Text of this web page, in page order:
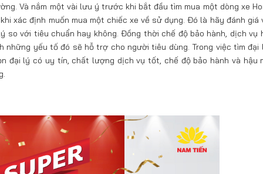
Và nắm một vài lưu ý trước khi bắt đầu tìm mua một dòng xe
xác định muốn mua một chiếc xe về sử dụng. Đó là hãy đánh giá
so với tiêu chuẩn hay không. Đồng thời chế độ bảo hành, dịch vụ
những yếu tố đó sẽ hỗ trợ cho người tiêu dùng. Trong việc tìm đại
đại lý có uy tín, chất lượng dịch vụ tốt, chế độ bảo hành và hậu